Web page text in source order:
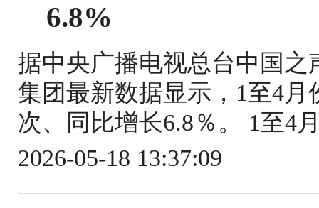
6.8%
据中央广播电视总台中国
集团最新数据显示，1至4月
次、同比增长6.8％。 1至4
2026-05-18 13:37:09